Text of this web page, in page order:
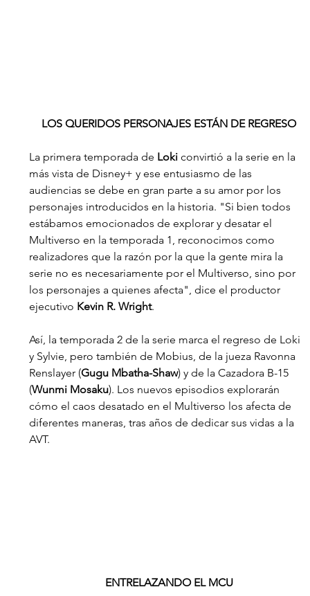
LOS QUERIDOS PERSONAJES ESTÁN DE REGRESO
La primera temporada de Loki convirtió a la serie en la
más vista de Disney+ y ese entusiasmo de las
audiencias se debe en gran parte a su amor por los
personajes introducidos en la historia. "Si bien todos
estábamos emocionados de explorar y desatar el
Multiverso en la temporada 1, reconocimos como
realizadores que la razón por la que la gente mira la
serie no es necesariamente por el Multiverso, sino por
los personajes a quienes afecta", dice el productor
ejecutivo Kevin R. Wright.
Así, la temporada 2 de la serie marca el regreso de Loki
y Sylvie, pero también de Mobius, de la jueza Ravonna
Renslayer (Gugu Mbatha-Shaw) y de la Cazadora B-15
(Wunmi Mosaku). Los nuevos episodios explorarán
cómo el caos desatado en el Multiverso los afecta de
diferentes maneras, tras años de dedicar sus vidas a la
AVT.
ENTRELAZANDO EL MCU